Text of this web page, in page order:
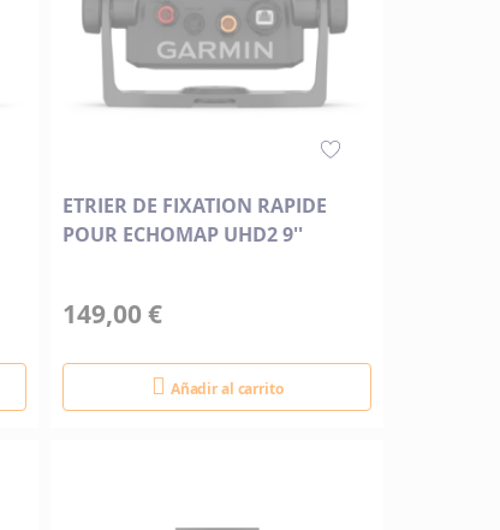
ETRIER DE FIXATION RAPIDE
POUR ECHOMAP UHD2 9''
149,00 €
Añadir al carrito